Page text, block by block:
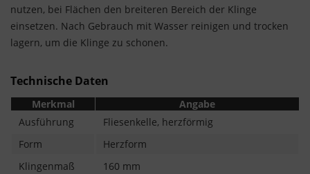
nutzen, bei Flächen den breiteren Bereich der Klinge
einsetzen. Nach Gebrauch mit Wasser reinigen und trocken
lagern, um die Klinge zu schonen.
Technische Daten
Merkmal
Angabe
Ausführung
Fliesenkelle, herzförmig
Form
Herzform
Klingenmaß
160 mm